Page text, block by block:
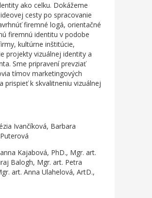
ako celku. Dokážeme
cesty po spracovanie
firemné logá, orientačné
firemnú identitu v podobe
kultúrne inštitúcie,
projekty vizuálnej identity a
Sme pripravení prevziať
tímov marketingových
prispieť k skvalitneniu vizuálnej
Ivančíková, Barbara
Kajabová, PhD., Mgr. art.
Balogh, Mgr. art. Petra
art. Anna Ulahelová, ArtD.,